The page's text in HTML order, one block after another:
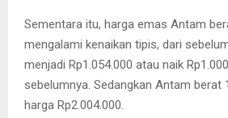
Sementara itu, harga emas Antam
mengalami kenaikan tipis, dari
menjadi Rp1.054.000 atau naik
sebelumnya. Sedangkan Antam berat
harga Rp2.004.000.